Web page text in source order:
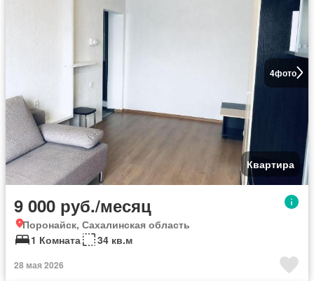
4фото
Квартира
9 000 руб./месяц
Поронайск, Сахалинская область
1 Комната
34 кв.м
28 мая 2026